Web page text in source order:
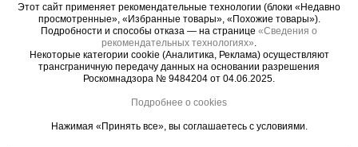
за счет наличия больших прорезиненных колес,
которые также снабжены фиксаторами
положения. Позволяют тонко подрегулировать
высоту вышки и зафиксировать ее от
нежелательных перемещений во время работ.
Данную модель вышки можно доращивать по
высоте дополнительными секциями (не входят в
Этот сайт применяет рекомендательные технологии (блоки «Недавно
просмотренные», «Избранные товары», «Похожие товары»).
Подробности и способы отказа — на странице «Сведения о
рекомендательных технологиях»
Некоторые категории cookie (Аналитика, Реклама) осуществляют
трансграничную передачу данных на основании разрешения
Роскомнадзора № 9484204 от 04.06.2025.
Подробнее о cookies
Нажимая «Принять все», вы соглашаетесь с условиями.